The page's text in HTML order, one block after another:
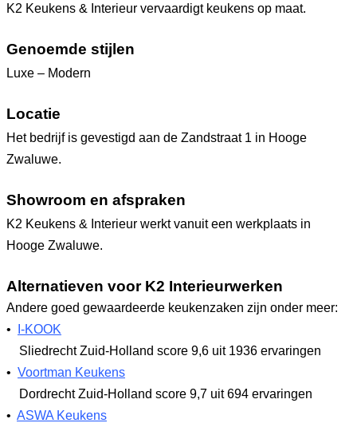
K2 Keukens & Interieur vervaardigt keukens op maat.
Genoemde stijlen
Luxe – Modern
Locatie
Het bedrijf is gevestigd aan de Zandstraat 1 in Hooge
Zwaluwe.
Showroom en afspraken
K2 Keukens & Interieur werkt vanuit een werkplaats in
Hooge Zwaluwe.
Alternatieven voor K2 Interieurwerken
Andere goed gewaardeerde keukenzaken zijn onder meer:
•
I-KOOK
Sliedrecht Zuid-Holland score 9,6 uit 1936 ervaringen
• Voortman Keukens
Dordrecht Zuid-Holland score 9,7 uit 694 ervaringen
• ASWA Keukens